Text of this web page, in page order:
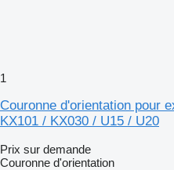
1
Couronne d'orientation pour
KX101 / KX030 / U15 / U20
Prix sur demande
Couronne d'orientation